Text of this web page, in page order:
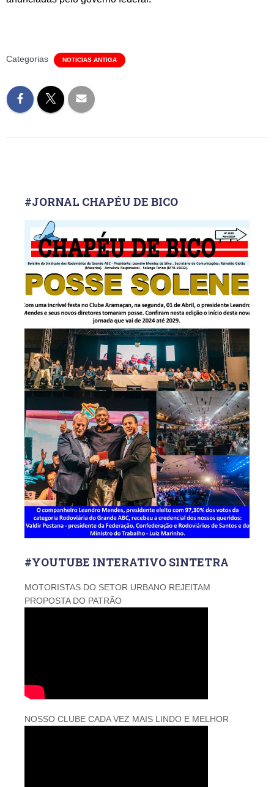
Categorias NOTICIAS ANTIGA
#JORNAL CHAPÉU DE BICO
#YOUTUBE INTERATIVO SINTETRA
MOTORISTAS DO SETOR URBANO REJEITAM
PROPOSTA DO PATRÃO
NOSSO CLUBE CADA VEZ MAIS LINDO E MELHOR